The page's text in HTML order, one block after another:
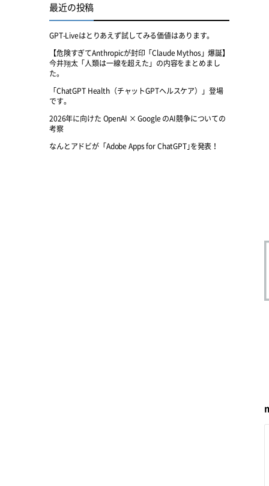
最近の投稿
GPT-Liveはとりあえず試してみる価値はあります。
【危険すぎてAnthropicが封印「Claude Mythos」爆誕】
今井翔太「人類は一線を超えた」の内容をまとめまし
た。
「ChatGPT Health（チャットGPTヘルスケア）」登場
です。
2026年に向けた OpenAI × Google のAI競争についての
考察
なんとアドビが「Adobe Apps for ChatGPT｣を発表！